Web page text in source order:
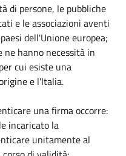
di persone, le pubbliche
e le associazioni aventi
dell'Unione europea;
hanno necessità in
cui esiste una
e l'Italia.
una firma occorre:
incaricato la
unitamente al